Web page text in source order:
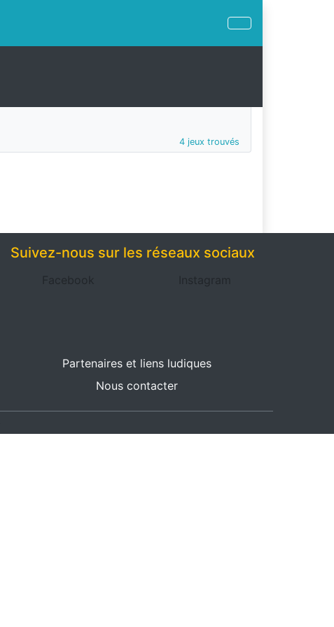
4 jeux trouvés
Suivez-nous sur les réseaux sociaux
Facebook Instagram
Partenaires et liens ludiques
Nous contacter